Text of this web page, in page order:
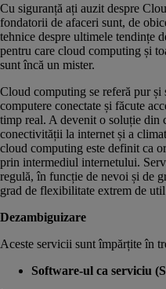
Cu siguranță ați auzit despre
fondatorii de afaceri sunt, de
tehnice despre ultimele tendințe
pentru care cloud computing și
sunt încă un mister.
Cloud computing se referă pur
computere conectate și făcute
timp real. A devenit o soluție din
conectivității la internet și a
cloud computing este definit ca
prin intermediul internetului.
regulă, în funcție de nevoi și de
grad de flexibilitate extrem de
Dezambiguizare
Aceste servicii sunt împărțite în
Software-ul ca serviciu